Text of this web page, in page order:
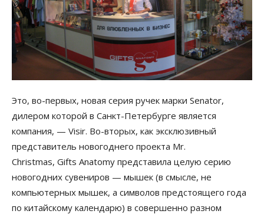
Это, во-первых, новая серия ручек марки Senator,
дилером которой в Санкт-Петербурге является
компания, — Visir. Во-вторых, как эксклюзивный
представитель новогоднего проекта Mr.
Christmas, Gifts Anatomy представила целую серию
новогодних сувениров — мышек (в смысле, не
компьютерных мышек, а символов предстоящего года
по китайскому календарю) в совершенно разном